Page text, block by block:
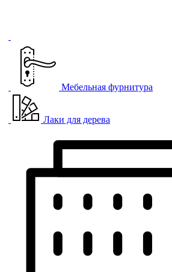
Мебельная фурнитура
Лаки для дерева